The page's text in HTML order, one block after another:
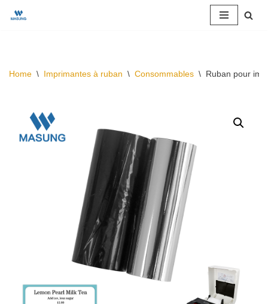
Home \ Imprimantes à ruban \ Consommables \ Ruban pour